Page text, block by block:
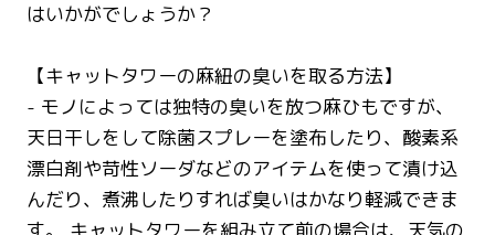
はいかがでしょうか？
【キャットタワーの麻紐の臭いを取る方法】
- モノによっては独特の臭いを放つ麻ひもですが、
天日干しをして除菌スプレーを塗布したり、酸素系
漂白剤や苛性ソーダなどのアイテムを使って漬け込
んだり、煮沸したりすれば臭いはかなり軽減できま